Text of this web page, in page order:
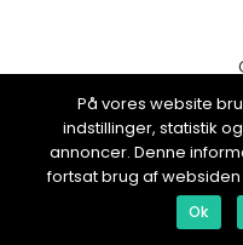
På vores website
indstillinger, statistik
annoncer. Denne
fortsat brug af
Ok